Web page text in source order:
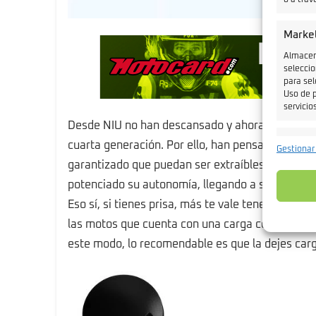
para
Uso de
fallos,
Desde NIU no han descansado y ahora han
cuarta generación. Por ello, han pensado en
garantizado que puedan ser extraíbles para
potenciado su autonomía, llegando a situarse
Eso sí, si tienes prisa, más te vale tenerla
las motos que cuenta con una carga
este modo, lo recomendable es que la dejes